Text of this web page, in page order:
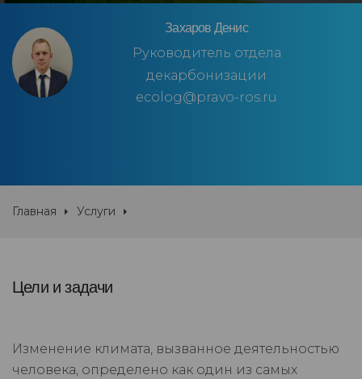
Захаров Денис
Руководитель отдела
декарбонизации
ecolog@pravo-ros.ru
Главная Услуги
Цели и задачи
Изменение климата, вызванное деятельностью
человека, определено как один из самых